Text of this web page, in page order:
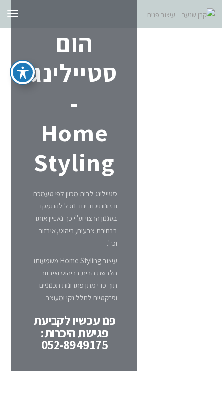
הום
סטיילינג
-
Home
Styling
סטיילינג לבית מכוון לפי טעמכם
ורצונותיכם. יחד נוכל להתמקד
בסגנון הרצוי וע"י כך נאפיין אותו
בבחירת צבעים, ריהוט, איבזור
וכד'.
עיצוב Home Styling משמעותו
הלבשת הבית בריהוט ואיבזור
תוך כדי מתן פתרונות תכנוניים
ופרקטיים לחלל נקי ומעוצב.
פנו עכשיו לקביעת
פגישת היכרות:
052-8949175